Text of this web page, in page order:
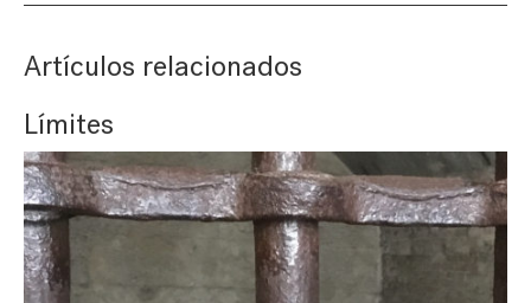
Artículos relacionados
Límites